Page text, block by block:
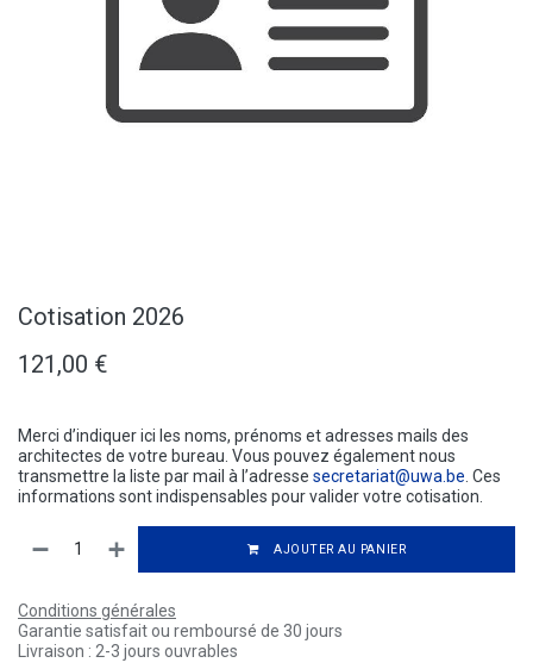
Cotisation 2026
121,00 €
Merci d’indiquer ici les noms, prénoms et adresses mails des
architectes de votre bureau. Vous pouvez également nous
transmettre la liste par mail à l’adresse secretariat@uwa.be . Ces
informations sont indispensables pour valider votre cotisation.
AJOUTER AU PANIER
Conditions générales
Garantie satisfait ou remboursé de 30 jours
Livraison : 2-3 jours ouvrables